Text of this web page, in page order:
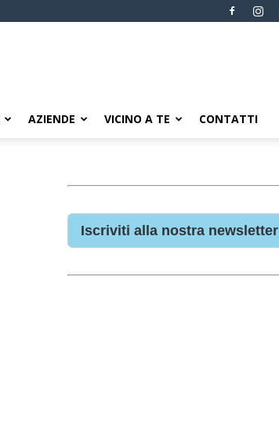
AZIENDE VICINO A TE CONTATTI
Iscriviti alla nostra newsletter